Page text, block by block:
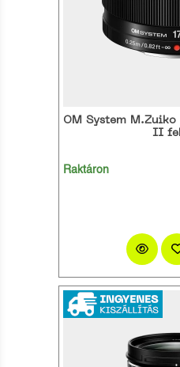
OM System
II
Raktáron